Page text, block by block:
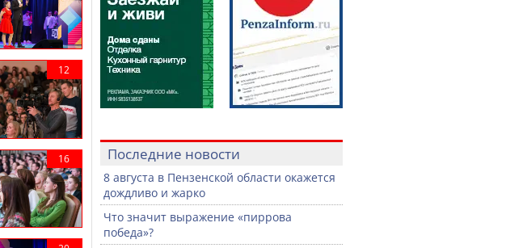
Последние новости
8 августа в Пензенской области окажется
дождливо и жарко
Что значит выражение «пиррова
победа»?